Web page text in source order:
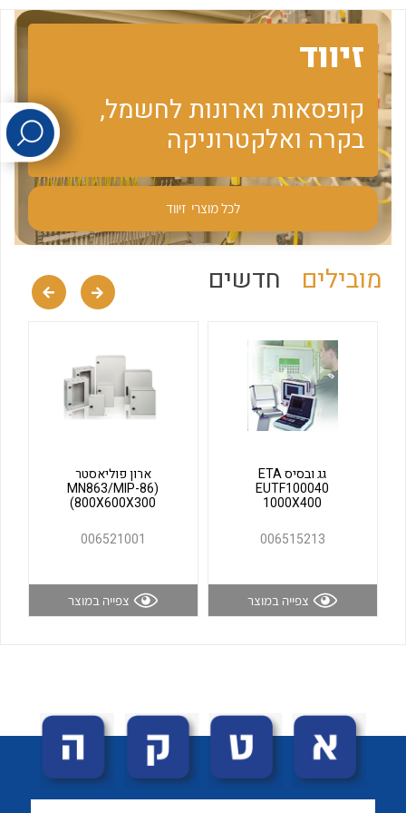
לכל מוצרי היצרן
לכל מוצרי היצרן לכל מוצרי היצרן
זיווד
קופסאות וארונות לחשמל,
בקרה ואלקטרוניקה
לכל מוצרי זיווד
מובילים חדשים
גג ובסיס ETA
EUTF100040
1000X400
006515213
צפייה במוצר
ארון פוליאסטר
(MN863/MIP-86
(800X600X300
006521001
צפייה במוצר